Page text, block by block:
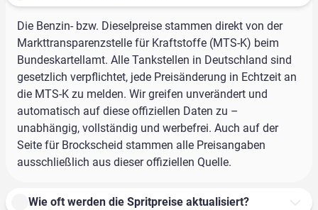
Die Benzin- bzw. Dieselpreise stammen direkt von der
Markttransparenzstelle für Kraftstoffe (MTS-K) beim
Bundeskartellamt. Alle Tankstellen in Deutschland sind
gesetzlich verpflichtet, jede Preisänderung in Echtzeit an
die MTS-K zu melden. Wir greifen unverändert und
automatisch auf diese offiziellen Daten zu –
unabhängig, vollständig und werbefrei. Auch auf der
Seite für Brockscheid stammen alle Preisangaben
ausschließlich aus dieser offiziellen Quelle.
Wie oft werden die Spritpreise aktualisiert?